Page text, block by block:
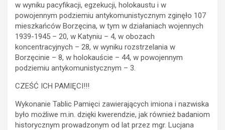
w wyniku pacyfikacji, egzekucji, holokaustu i w
powojennym podziemiu antykomunistycznym zginęło 107
mieszkańców Borzęcina, w tym w działaniach wojennych
1939-1945 – 20, w Katyniu – 4, w obozach
koncentracyjnych – 28, w wyniku rozstrzelania w
Borzęcinie – 8, w holokauście – 44, w powojennym
podziemiu antykomunistycznym – 3.
CZEŚĆ ICH PAMIĘCI!!!
Wykonanie Tablic Pamięci zawierających imiona i nazwiska
było możliwe m.in. dzięki kwerendzie, jak również badaniom
historycznym prowadzonym od lat przez mgr. Lucjana